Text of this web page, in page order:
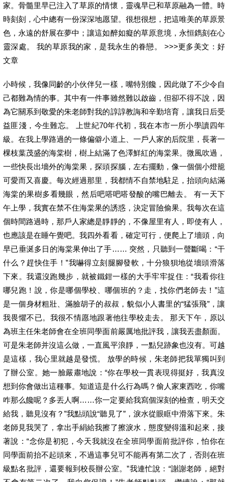
家。骨髓里早已注入了草原的情懷，靈魂早已和草原融為一體。時
時刻刻，心中總有一份深深地愿望。很想很想，把這唯美的草原景
色，永遠的舒展在夢中；讓這如醉如癡的草原意境，永恒鐫刻在心
靈深處。 我的草原我的家，是我永生的眷戀。 >>>更多美文：好
文章
小時候，我像同齡的小伙伴兒一樣，嘴特別饞，因此做了不少令自
己都難為情的事。其中有一件事雖然難以啟齒，但卻不得不說，因
為它關系到敬愛的朱老師對我的諄諄教誨和辛勤培育，讓我日后受
益匪淺，今生難忘。 上世紀70年代初，我在本市一所小學讀四年
級。在我上學路過的一條偏僻小道上、一戶人家的后院里，長著一
棵枝葉茂盛的海棠樹，樹上結滿了色澤鮮紅的海棠果。微風吹過，
一些快長出墻外的海棠果，探頭探腦，左右擺動，像一個個小燈籠
可愛而又喜慶。每次經過那里，我都情不自禁地駐足，抬頭向結滿
海棠的果樹多看幾眼，然后吧嗒吧嗒發酸的嘴巴離去。 有一天下
午上學，我實在禁不住海棠果的誘惑，決定冒險偷果。我每次在這
個時間路過時，那戶人家總是靜靜的，不像屋里有人，即使有人，
也應該是在睡午覺吧。我四外看看，確定可行，便爬上了墻頭，向
早已垂涎多日的海棠果伸出了手…… 突然，只聽到一聲斷喝：“干
什么？趕快住手！”我嚇得立刻腿腳發軟，十分狼狽地從墻頭滑落
下來。我還沒跑幾步，就被鐵鉗一樣的大手牢牢捉住：“我看你往
哪兒跑！說，你是哪個學校、哪個班的？走，找你們老師去！”這
是一個身材粗壯、滿臉胡子的叔叔，貌似小人書里的“猛張飛”，讓
我畏懼不已。我很不情愿地跟著他往學校走去。 那天下午，原以
為班主任朱老師會在全班同學面前嚴厲地批評我，讓我丟盡顏面。
可是朱老師并沒這么做，一直風平浪靜，一點兒跡象也沒有。可越
是這樣，我心里就越是發慌。 放學的時候，朱老師把我單獨叫到
了辦公室。她一臉嚴肅地說：“你在學校一貫表現得挺好，我真沒
想到你會做出這種事。知道這是什么行為嗎？偷人家東西吃，你嘴
咋那么饞呢？多丟人啊……你一定要給我寫個深刻的檢查，明天交
給我，聽見沒有？”我點頭說“聽見了”，淚水從眼眶中滑落下來。朱
老師見我哭了，拿出手絹給我擦了擦淚水，態度變得溫和起來，接
著說：“念你是初犯，今天我就沒在全班同學面前批評你，怕你在
同學面前抬不起頭來，不過這事兒可不能再有第二次了，否則在班
級點名批評，還要報到校長辦公室。”我連忙說：“謝謝老師，絕對